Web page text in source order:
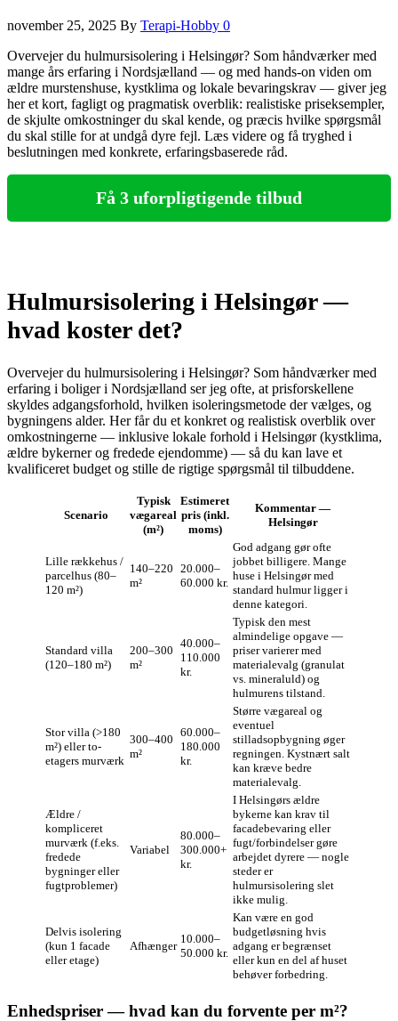
november 25, 2025 By Terapi-Hobby 0
Overvejer du hulmursisolering i Helsingør? Som håndværker med
mange års erfaring i Nordsjælland — og med hands‑on viden om
ældre murstenshuse, kystklima og lokale bevaringskrav — giver jeg
her et kort, fagligt og pragmatisk overblik: realistiske priseksempler,
de skjulte omkostninger du skal kende, og præcis hvilke spørgsmål
du skal stille for at undgå dyre fejl. Læs videre og få tryghed i
beslutningen med konkrete, erfaringsbaserede råd.
Få 3 uforpligtigende tilbud
Hulmursisolering i Helsingør —
hvad koster det?
Overvejer du hulmursisolering i Helsingør? Som håndværker med
erfaring i boliger i Nordsjælland ser jeg ofte, at prisforskellene
skyldes adgangsforhold, hvilken isoleringsmetode der vælges, og
bygningens alder. Her får du et konkret og realistisk overblik over
omkostningerne — inklusive lokale forhold i Helsingør (kystklima,
ældre bykerner og fredede ejendomme) — så du kan lave et
kvalificeret budget og stille de rigtige spørgsmål til tilbuddene.
Scenario
Typisk
vægareal
(m²)
Estimeret
pris (inkl.
moms)
Kommentar —
Helsingør
Lille rækkehus /
parcelhus (80–
120 m²)
140–220
m²
20.000–
60.000 kr.
God adgang gør ofte
jobbet billigere. Mange
huse i Helsingør med
standard hulmur ligger i
denne kategori.
Standard villa
(120–180 m²)
200–300
m²
40.000–
110.000
kr.
Typisk den mest
almindelige opgave —
priser varierer med
materialevalg (granulat
vs. mineraluld) og
hulmurens tilstand.
Stor villa (>180
m²) eller to-
etagers murværk
300–400
m²
60.000–
180.000
kr.
Større vægareal og
eventuel
stilladsopbygning øger
regningen. Kystnært salt
kan kræve bedre
materialevalg.
Ældre /
kompliceret
murværk (f.eks.
fredede
bygninger eller
fugtproblemer)
Variabel
80.000–
300.000+
kr.
I Helsingørs ældre
bykerne kan krav til
facadebevaring eller
fugt/forbindelser gøre
arbejdet dyrere — nogle
steder er
hulmursisolering slet
ikke mulig.
Delvis isolering
(kun 1 facade
eller etage)
Afhænger
10.000–
50.000 kr.
Kan være en god
budgetløsning hvis
adgang er begrænset
eller kun en del af huset
behøver forbedring.
Enhedspriser — hvad kan du forvente per m²?